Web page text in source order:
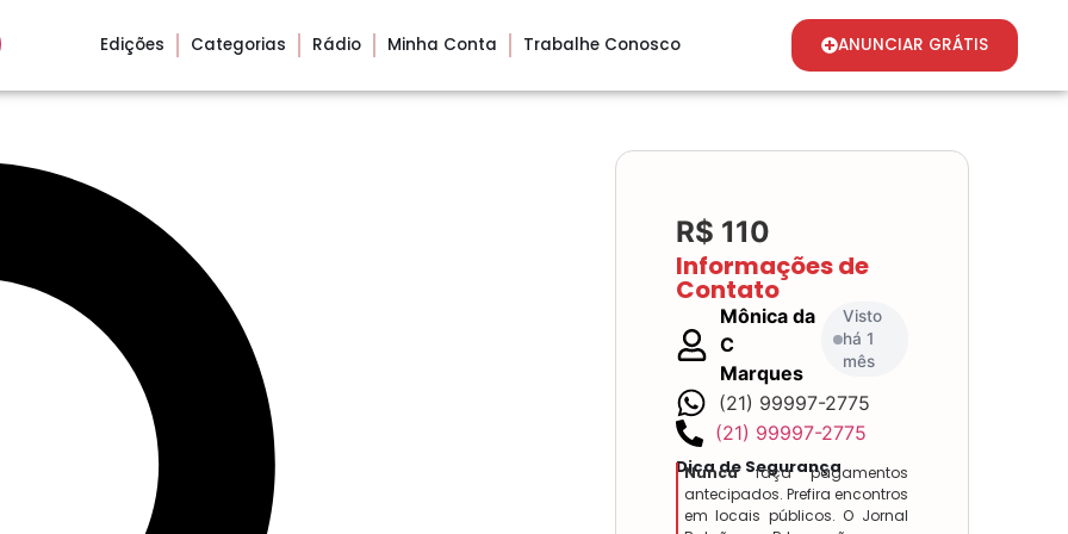
Edições Categorias Rádio Minha Conta Trabalhe Conosco ANUNCIAR GRÁTIS
R$ 110
Informações de
Contato
Mônica da
C
Marques
Visto
há 1
mês
(21) 99997-2775
(21) 99997-2775
Dica de Segurança
Nuncafaça pagamentos
antecipados. Prefira encontros
em locais públicos. O Jornal